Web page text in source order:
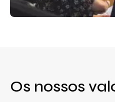
Os nossos